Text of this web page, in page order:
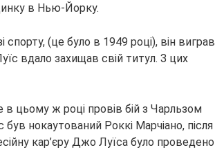
в Нью-Йорку.
спорту, (це було в 1949 році), він виграв
вдало захищав свій титул. З цих
в цьому ж році провів бій з Чарльзом
нокаутований Роккі Марчіано, після
кар’єру Джо Луїса було проведено